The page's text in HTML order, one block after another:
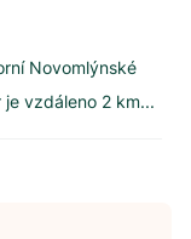
Novomlýnské
je vzdáleno 2 km...